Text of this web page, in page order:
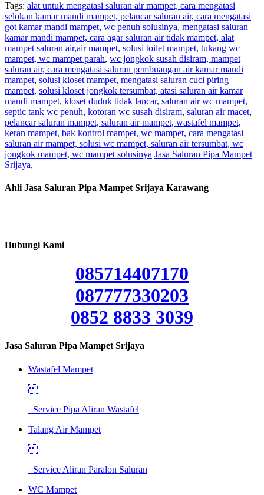
Tags: alat untuk mengatasi saluran air mampet, cara mengatasi
selokan kamar mandi mampet, pelancar saluran air, cara mengatasi
got kamar mandi mampet, wc penuh solusinya, mengatasi saluran
kamar mandi mampet, cara agar saluran air tidak mampet, alat
mampet saluran air,air mampet, solusi toilet mampet, tukang wc
mampet, wc mampet parah, wc jongkok susah disiram, mampet
saluran air, cara mengatasi saluran pembuangan air kamar mandi
mampet, solusi kloset mampet, mengatasi saluran cuci piring
mampet, solusi kloset jongkok tersumbat, atasi saluran air kamar
mandi mampet, kloset duduk tidak lancar, saluran air wc mampet,
septic tank wc penuh, kotoran wc susah disiram, saluran air macet,
pelancar saluran mampet, saluran air mampet, wastafel mampet,
keran mampet, bak kontrol mampet, wc mampet, cara mengatasi
saluran air mampet, solusi wc mampet, saluran air tersumbat, wc
jongkok mampet, wc mampet solusinya Jasa Saluran Pipa Mampet
Srijaya,
Ahli Jasa Saluran Pipa Mampet Srijaya Karawang
Hubungi Kami
085714407170
087777330203
0852 8833 3039
Jasa Saluran Pipa Mampet Srijaya
Wastafel Mampet

Service Pipa Aliran Wastafel
Talang Air Mampet

Service Aliran Paralon Saluran
WC Mampet